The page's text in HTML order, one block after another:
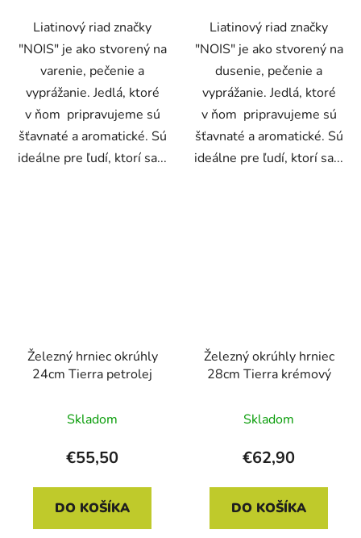
Liatinový riad značky
"NOIS" je ako stvorený na
varenie, pečenie a
vyprážanie. Jedlá, ktoré
v ňom pripravujeme sú
šťavnaté a aromatické. Sú
ideálne pre ľudí, ktorí sa...
Liatinový riad značky
"NOIS" je ako stvorený na
dusenie, pečenie a
vyprážanie. Jedlá, ktoré
v ňom pripravujeme sú
šťavnaté a aromatické. Sú
ideálne pre ľudí, ktorí sa...
Železný hrniec okrúhly
24cm Tierra petrolej
Skladom
€55,50
DO KOŠÍKA
Železný okrúhly hrniec
28cm Tierra krémový
Skladom
€62,90
DO KOŠÍKA